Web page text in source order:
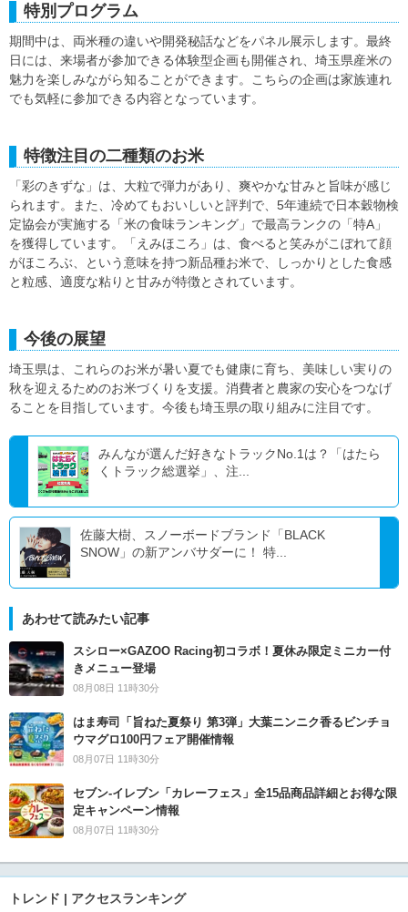
特別プログラム
期間中は、両米種の違いや開発秘話などをパネル展示します。最終
日には、来場者が参加できる体験型企画も開催され、埼玉県産米の
魅力を楽しみながら知ることができます。こちらの企画は家族連れ
でも気軽に参加できる内容となっています。
特徴注目の二種類のお米
「彩のきずな」は、大粒で弾力があり、爽やかな甘みと旨味が感じ
られます。また、冷めてもおいしいと評判で、5年連続で日本穀物検
定協会が実施する「米の食味ランキング」で最高ランクの「特A」
を獲得しています。「えみほころ」は、食べると笑みがこぼれて顔
がほころぶ、という意味を持つ新品種お米で、しっかりとした食感
と粒感、適度な粘りと甘みが特徴とされています。
今後の展望
埼玉県は、これらのお米が暑い夏でも健康に育ち、美味しい実りの
秋を迎えるためのお米づくりを支援。消費者と農家の安心をつなげ
ることを目指しています。今後も埼玉県の取り組みに注目です。
みんなが選んだ好きなトラックNo.1は？「はたら
くトラック総選挙」、注...
佐藤大樹、スノーボードブランド「BLACK
SNOW」の新アンバサダーに！ 特...
あわせて読みたい記事
スシロー×GAZOO Racing初コラボ！夏休み限定ミニカー付
きメニュー登場
08月08日 11時30分
はま寿司「旨ねた夏祭り 第3弾」大葉ニンニク香るビンチョ
ウマグロ100円フェア開催情報
08月07日 11時30分
セブン‐イレブン「カレーフェス」全15品商品詳細とお得な限
定キャンペーン情報
08月07日 11時30分
トレンド | アクセスランキング